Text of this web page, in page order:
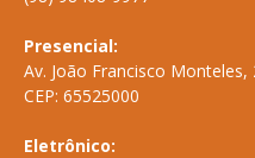
Presencial:
Av. João Francisco
CEP: 65525000
Eletrônico: